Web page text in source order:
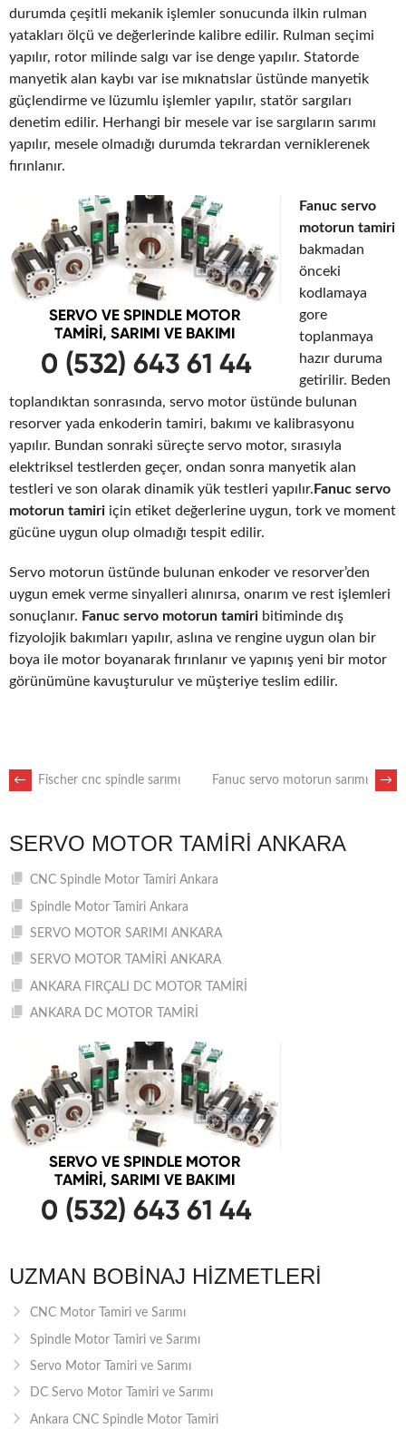
durumda çeşitli mekanik işlemler sonucunda ilkin rulman
yatakları ölçü ve değerlerinde kalibre edilir. Rulman seçimi
yapılır, rotor milinde salgı var ise denge yapılır. Statorde
manyetik alan kaybı var ise mıknatıslar üstünde manyetik
güçlendirme ve lüzumlu işlemler yapılır, statör sargıları
denetim edilir. Herhangi bir mesele var ise sargıların sarımı
yapılır, mesele olmadığı durumda tekrardan verniklerenek
fırınlanır.
Fanuc servo
motorun tamiri
bakmadan
önceki
kodlamaya
gore
toplanmaya
hazır duruma
getirilir. Beden
toplandıktan sonrasında, servo motor üstünde bulunan
resorver yada enkoderin tamiri, bakımı ve kalibrasyonu
yapılır. Bundan sonraki süreçte servo motor, sırasıyla
elektriksel testlerden geçer, ondan sonra manyetik alan
testleri ve son olarak dinamik yük testleri yapılır.Fanuc servo
motorun tamiri için etiket değerlerine uygun, tork ve moment
gücüne uygun olup olmadığı tespit edilir.
Servo motorun üstünde bulunan enkoder ve resorver’den
uygun emek verme sinyalleri alınırsa, onarım ve rest işlemleri
sonuçlanır. Fanuc servo motorun tamiri bitiminde dış
fizyolojik bakımları yapılır, aslına ve rengine uygun olan bir
boya ile motor boyanarak fırınlanır ve yapınış yeni bir motor
görünümüne kavuşturulur ve müşteriye teslim edilir.
POST
NAVIGATION
← Fischer cnc spindle sarımı Fanuc servo motorun sarımı →
SERVO MOTOR TAMIRI ANKARA
CNC Spindle Motor Tamiri Ankara
Spindle Motor Tamiri Ankara
SERVO MOTOR SARIMI ANKARA
SERVO MOTOR TAMİRİ ANKARA
ANKARA FIRÇALI DC MOTOR TAMİRİ
ANKARA DC MOTOR TAMİRİ
UZMAN BOBINAJ HIZMETLERI
CNC Motor Tamiri ve Sarımı
Spindle Motor Tamiri ve Sarımı
Servo Motor Tamiri ve Sarımı
DC Servo Motor Tamiri ve Sarımı
Ankara CNC Spindle Motor Tamiri